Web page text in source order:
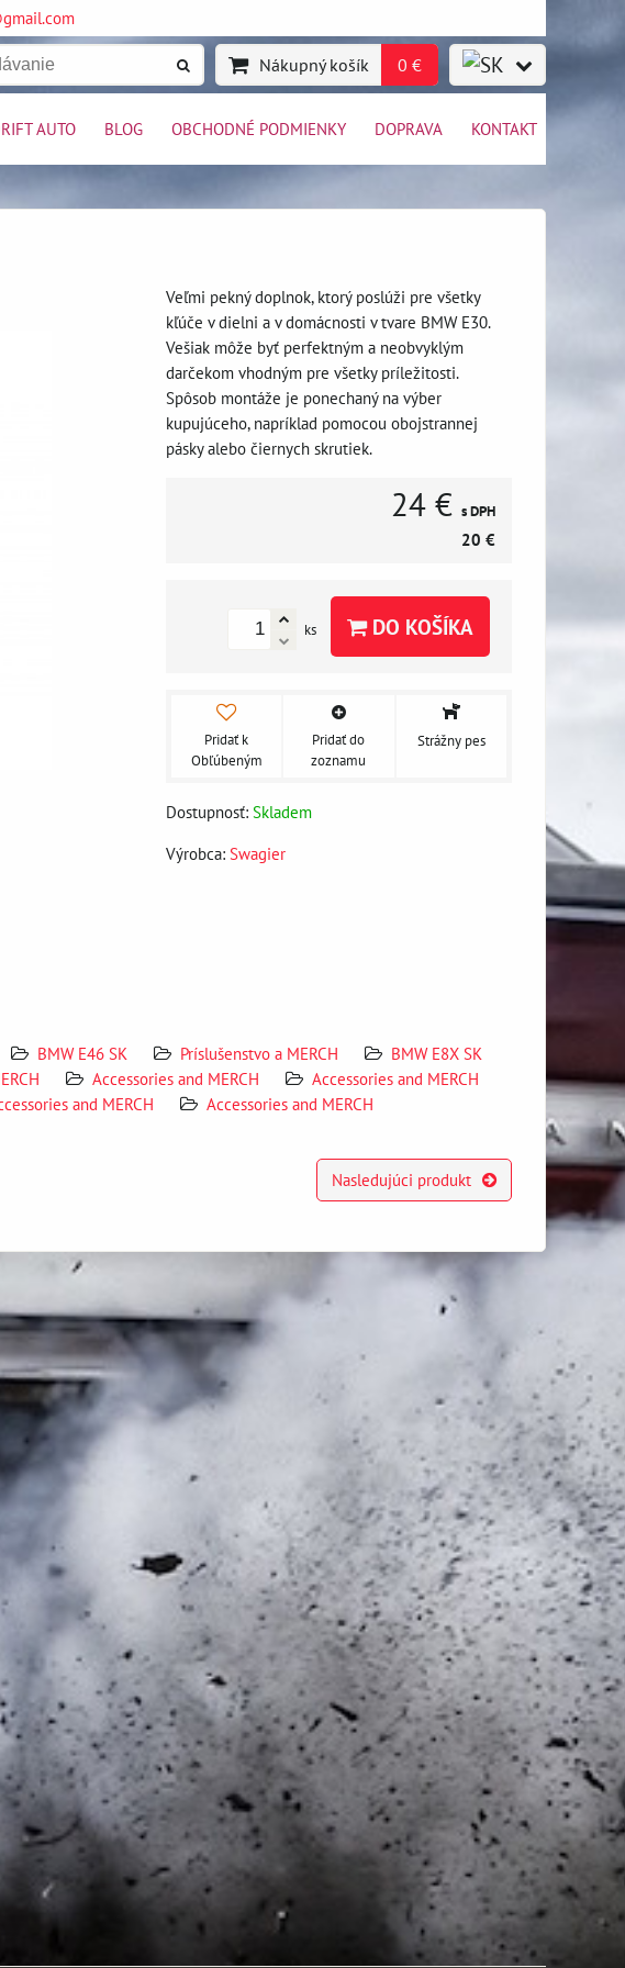
Nákupný košík 0 €
AUTO BLOG OBCHODNÉ PODMIENKY DOPRAVA KONTAKT
Veľmi pekný doplnok, ktorý poslúži pre všetky
kľúče v dielni a v domácnosti v tvare BMW E30.
Vešiak môže byť perfektným a neobvyklým
darčekom vhodným pre všetky príležitosti.
Spôsob montáže je ponechaný na výber
kupujúceho, napríklad pomocou obojstrannej
pásky alebo čiernych skrutiek.
24 € s DPH
20 €
ks DO KOŠÍKA
Pridať k
Obľúbeným
Pridať do
zoznamu
Strážny pes
Dostupnosť: Skladem
Výrobca: Swagier
BMW E46 SK Príslušenstvo a MERCH
BMW E8X SK
Accessories and MERCH
Accessories and MERCH
and MERCH
Accessories and MERCH
Nasledujúci produkt